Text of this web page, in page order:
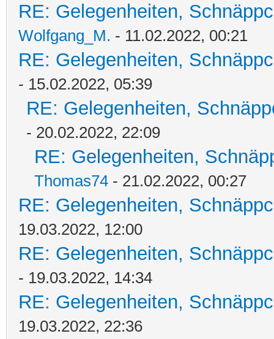
RE: Gelegenheiten,
Wolfgang_M. - 11.02.2022, 00:21
RE: Gelegenheiten,
- 15.02.2022, 05:39
RE: Gelegenheiten,
- 20.02.2022, 22:09
RE: Gelegenheiten,
Thomas74 - 21.02.2022, 00:27
RE: Gelegenheiten,
19.03.2022, 12:00
RE: Gelegenheiten,
- 19.03.2022, 14:34
RE: Gelegenheiten,
19.03.2022, 22:36